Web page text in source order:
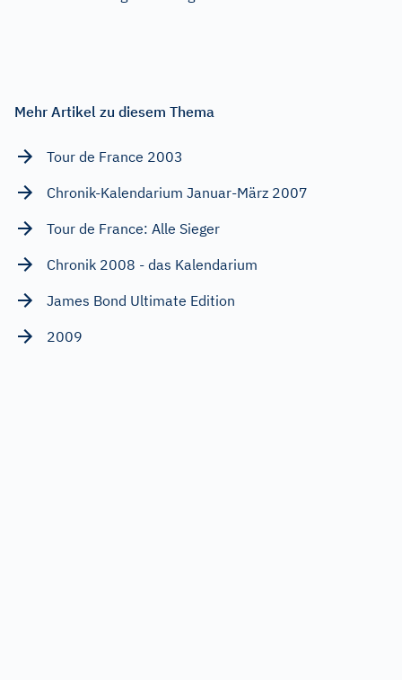
Mehr Artikel zu diesem Thema
Tour de France 2003
Chronik-Kalendarium Januar-März 2007
Tour de France: Alle Sieger
Chronik 2008 - das Kalendarium
James Bond Ultimate Edition
2009